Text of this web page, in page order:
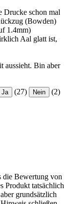
Drucke schon mal
(Bowden)
1.4mm)
Aal glatt ist,
aussieht. Bin aber
Ja (27) Nein (2)
die Bewertung von
Produkt tatsächlich
grundsätzlich